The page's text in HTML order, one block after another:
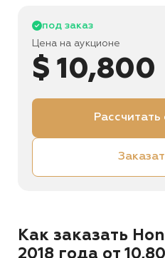
под заказ
Цена на аукционе
$ 10,800
Рассчитать
Как заказать
2018 года от